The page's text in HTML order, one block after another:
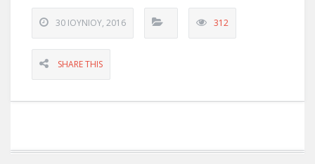
30 ΙΟΥΝΊΟΥ, 2016 312
SHARE THIS